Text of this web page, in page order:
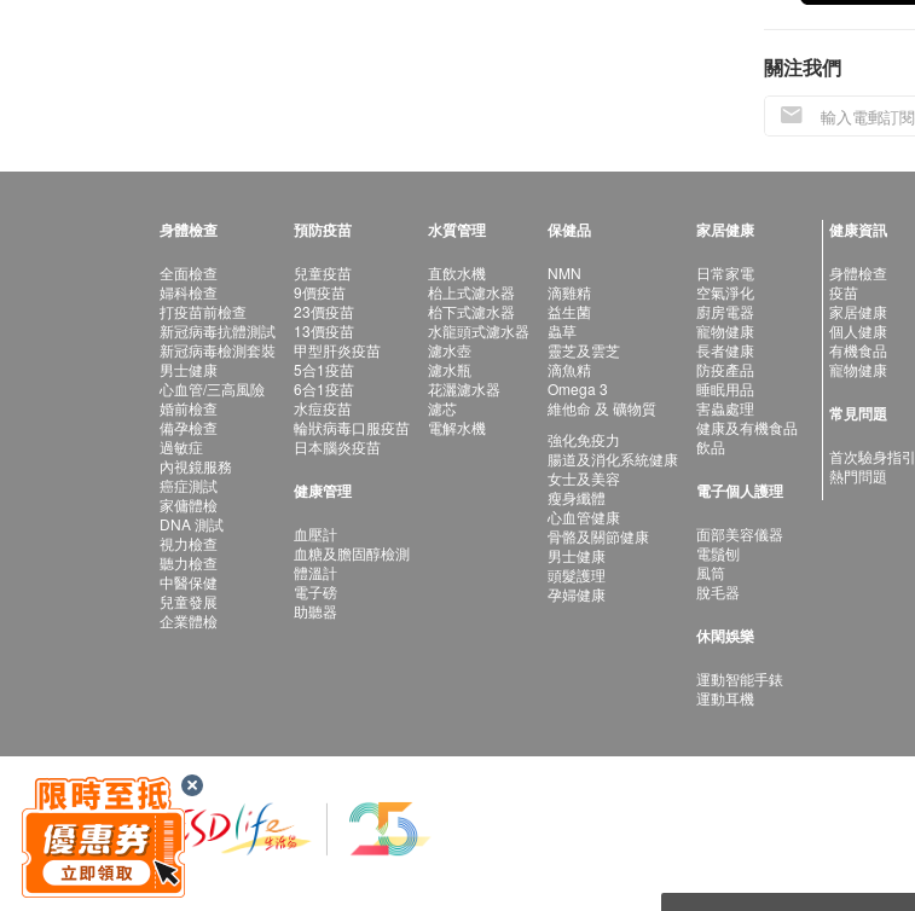
關注我們
身體檢查
全面檢查
婦科檢查
打疫苗前檢查
新冠病毒抗體測試
新冠病毒檢測套裝
男士健康
心血管/三高風險
婚前檢查
備孕檢查
過敏症
內視鏡服務
癌症測試
家傭體檢
DNA 測試
視力檢查
聽力檢查
中醫保健
兒童發展
企業體檢
預防疫苗
兒童疫苗
9價疫苗
23價疫苗
13價疫苗
甲型肝炎疫苗
5合1疫苗
6合1疫苗
水痘疫苗
輪狀病毒口服疫苗
日本腦炎疫苗
健康管理
血壓計
血糖及膽固醇檢測
體溫計
電子磅
助聽器
水質管理
直飲水機
枱上式濾水器
枱下式濾水器
水龍頭式濾水器
濾水壺
濾水瓶
花灑濾水器
濾芯
電解水機
保健品
NMN
滴雞精
益生菌
蟲草
靈芝及雲芝
滴魚精
Omega 3
維他命 及 礦物質
強化免疫力
腸道及消化系統健康
女士及美容
瘦身纖體
心血管健康
骨骼及關節健康
男士健康
頭髮護理
孕婦健康
家居健康
日常家電
空氣淨化
廚房電器
寵物健康
長者健康
防疫產品
睡眠用品
害蟲處理
健康及有機食品
飲品
電子個人護理
面部美容儀器
電鬚刨
風筒
脫毛器
休閑娛樂
運動智能手錶
運動耳機
健康資訊
身體檢查
疫苗
家居健康
個人健康
有機食品
寵物健康
常見問題
首次驗身指引
熱門問題